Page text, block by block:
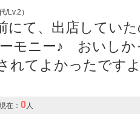
/Lv.2）
て、出店してい
モニー♪ おいし
れてよかったです
在： 0人